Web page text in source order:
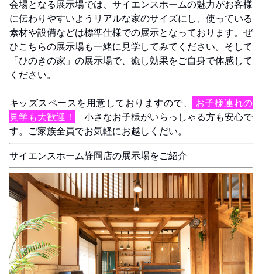
会場となる展示場では、サイエンスホームの魅力がお客様
に伝わりやすいようリアルな家のサイズにし、使っている
素材や設備などは標準仕様での展示となっております。ぜ
ひこちらの展示場も一緒に見学してみてください。そして
「ひのきの家」の展示場で、癒し効果をご自身で体感して
ください。
キッズスペースを用意しておりますので、
お子様連れの
見学も大歓迎！
小さなお子様がいらっしゃる方も安心で
す。ご家族全員でお気軽にお越しくだい。
サイエンスホーム静岡店の展示場をご紹介